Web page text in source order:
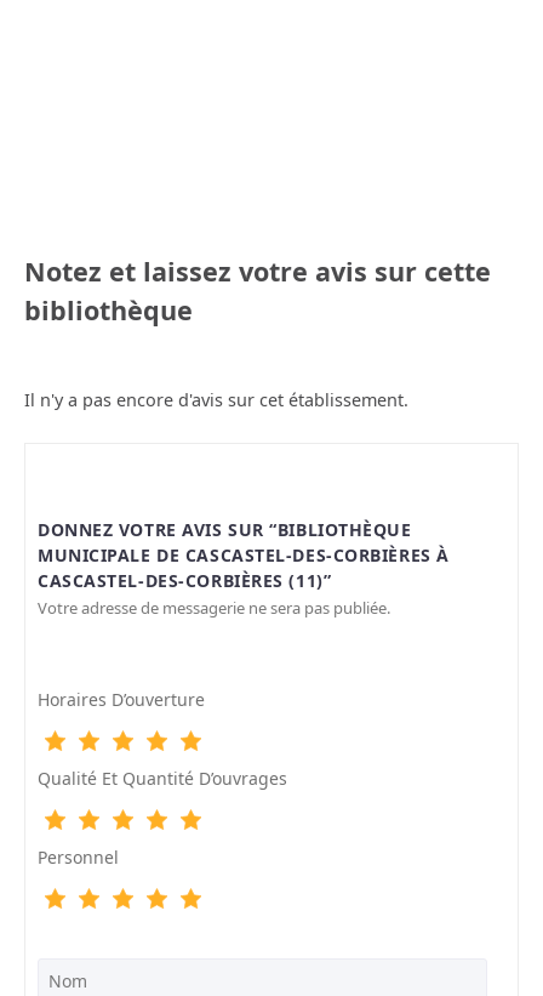
Notez et laissez votre avis sur cette
bibliothèque
Il n'y a pas encore d'avis sur cet établissement.
DONNEZ VOTRE AVIS SUR “BIBLIOTHÈQUE
MUNICIPALE DE CASCASTEL-DES-CORBIÈRES À
CASCASTEL-DES-CORBIÈRES (11)”
Votre adresse de messagerie ne sera pas publiée.
Horaires D’ouverture
Qualité Et Quantité D’ouvrages
Personnel